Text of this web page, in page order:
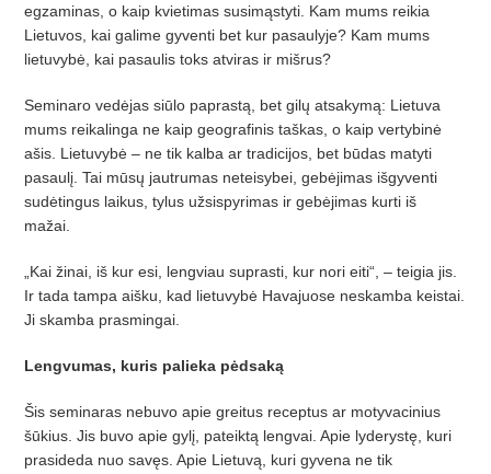
egzaminas, o kaip kvietimas susimąstyti. Kam mums reikia
Lietuvos, kai galime gyventi bet kur pasaulyje? Kam mums
lietuvybė, kai pasaulis toks atviras ir mišrus?
Seminaro vedėjas siūlo paprastą, bet gilų atsakymą: Lietuva
mums reikalinga ne kaip geografinis taškas, o kaip vertybinė
ašis. Lietuvybė – ne tik kalba ar tradicijos, bet būdas matyti
pasaulį. Tai mūsų jautrumas neteisybei, gebėjimas išgyventi
sudėtingus laikus, tylus užsispyrimas ir gebėjimas kurti iš
mažai.
„Kai žinai, iš kur esi, lengviau suprasti, kur nori eiti“, – teigia jis.
Ir tada tampa aišku, kad lietuvybė Havajuose neskamba keistai.
Ji skamba prasmingai.
Lengvumas, kuris palieka pėdsaką
Šis seminaras nebuvo apie greitus receptus ar motyvacinius
šūkius. Jis buvo apie gylį, pateiktą lengvai. Apie lyderystę, kuri
prasideda nuo savęs. Apie Lietuvą, kuri gyvena ne tik